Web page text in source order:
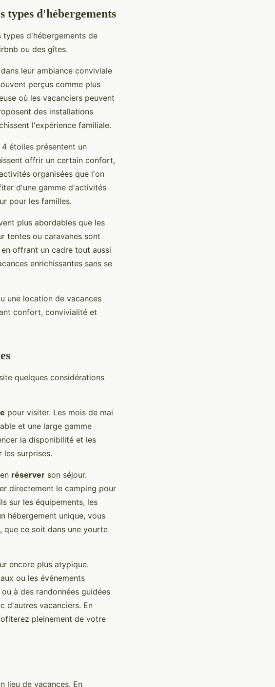
types d'hébergements
d'hébergements de
ou des gîtes.
leur ambiance conviviale
perçus comme plus
où les vacanciers peuvent
des installations
l'expérience familiale.
étoiles présentent un
offrir un certain confort,
organisées que l'on
d'une gamme d'activités
pour les familles.
plus abordables que les
tentes ou caravanes sont
offrant un cadre tout aussi
enrichissantes sans se
une location de vacances
confort, convivialité et
quelques considérations
pour visiter. Les mois de mai
et une large gamme
la disponibilité et les
surprises.
réserver son séjour.
directement le camping pour
sur les équipements, les
hébergement unique, vous
que ce soit dans une yourte
encore plus atypique.
ou les événements
à des randonnées guidées
d'autres vacanciers. En
pleinement de votre
lieu de vacances. En